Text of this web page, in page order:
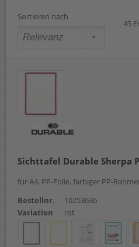
Sortieren nach
45
Sichttafel Durable Sherpa
für A4, PP-Folie, farbiger PP-
Bestellnr.
10253636
Variation
rot